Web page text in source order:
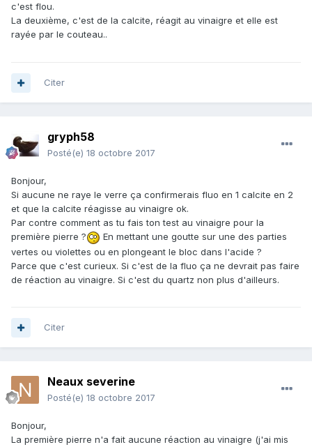
c'est flou.
La deuxième, c'est de la calcite, réagit au vinaigre et elle est
rayée par le couteau..
Citer
gryph58
Posté(e) 18 octobre 2017
Bonjour,
Si aucune ne raye le verre ça confirmerais fluo en 1 calcite en 2
et que la calcite réagisse au vinaigre ok.
Par contre comment as tu fais ton test au vinaigre pour la
première pierre ?
En mettant une goutte sur une des parties
vertes ou violettes ou en plongeant le bloc dans l'acide ?
Parce que c'est curieux. Si c'est de la fluo ça ne devrait pas faire
de réaction au vinaigre. Si c'est du quartz non plus d'ailleurs.
Citer
Neaux severine
Posté(e) 18 octobre 2017
Bonjour,
La première pierre n'a fait aucune réaction au vinaigre (j'ai mis